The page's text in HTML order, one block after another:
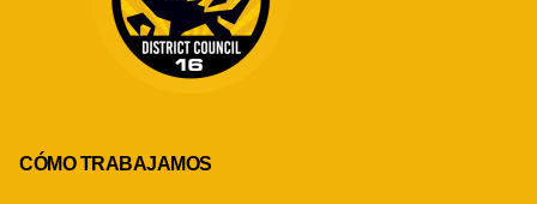
CÓMO TRABAJAMOS